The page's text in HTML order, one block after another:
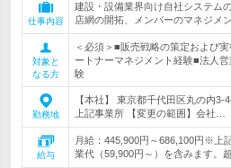
仕事内容
建設・設備業界向け自社システム
店網の開拓、メンバーのマネジメ
対象と
なる方
＜必須＞■販売戦略の策定および
ートナーマネジメント経験■法人
験
勤務地
【本社】 東京都千代田区丸の内
上記事業所 【変更の範囲】会社…
給与
月給：445,900円～686,100円※上
業代（59,900円～）を含みます。